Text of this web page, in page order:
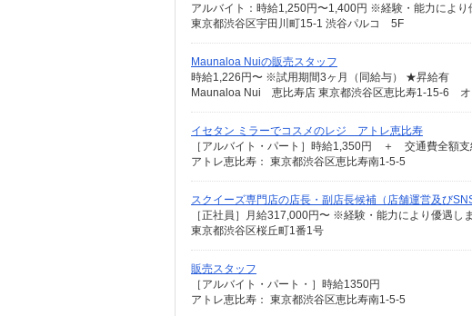
アルバイト：時給1,250円〜1,400円 ※経験・能力により
東京都渋谷区宇田川町15-1 渋谷パルコ 5F
Maunaloa Nuiの販売スタッフ
時給1,226円〜 ※試用期間3ヶ月（同給与） ★昇給有
Maunaloa Nui 恵比寿店 東京都渋谷区恵比寿1-15-6 オ
イセタン ミラーでコスメのレジ アトレ恵比寿
［アルバイト・パート］時給1,350円 ＋ 交通費全額支
アトレ恵比寿： 東京都渋谷区恵比寿南1-5-5
スクイーズ専門店の店長・副店長候補（店舗運営及び
［正社員］月給317,000円〜 ※経験・能力により優遇
東京都渋谷区桜丘町1番1号
販売スタッフ
［アルバイト・パート・］時給1350円
アトレ恵比寿： 東京都渋谷区恵比寿南1-5-5